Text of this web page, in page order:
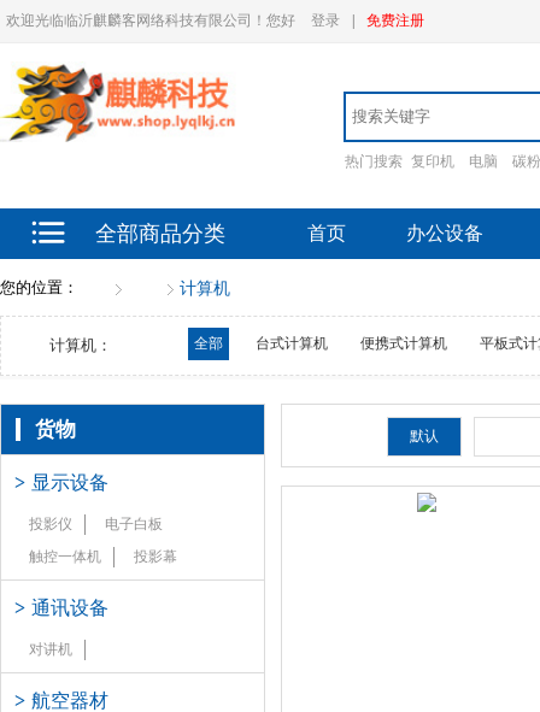
欢迎光临临沂麒麟客网络科技有限公司！您好 登录 免费注册
热门搜索 复印机 电脑 碳粉
全部商品分类 首页 办公设备
您的位置： 计算机
计算机： 全部 台式计算机 便携式计算机 平板式
货物
> 显示设备
投影仪
电子白板
触控一体机
投影幕
> 通讯设备
对讲机
> 航空器材
默认